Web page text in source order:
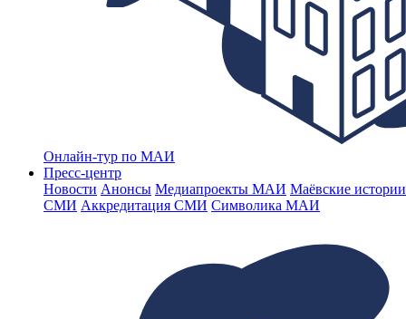
Онлайн-тур по МАИ
Пресс-центр
Новости Анонсы Медиапроекты МАИ Маёвские
СМИ Аккредитация СМИ Символика МАИ